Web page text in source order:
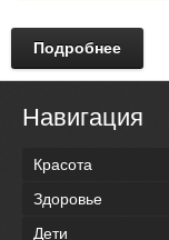
Подробнее
Навигация
Красота
Здоровье
Дети